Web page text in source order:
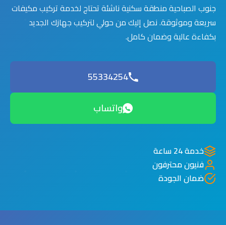
جنوب الصباحية منطقة سكنية ناشئة تحتاج لخدمة تركيب مكيفات
سريعة وموثوقة. نصل إليك من حولي لتركيب جهازك الجديد
بكفاءة عالية وضمان كامل.
55334254
واتساب
خدمة 24 ساعة
فنيون محترفون
ضمان الجودة